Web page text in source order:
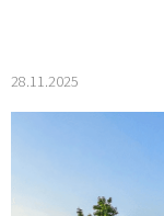
28.11.2025